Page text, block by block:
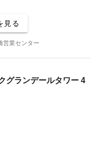
見る
業センター
グランデールタワー 4